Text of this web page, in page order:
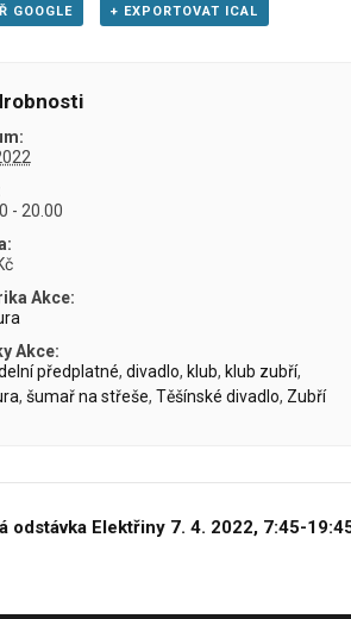
GOOGLE + EXPORTOVAT ICAL
- 20.00
Akce:
Akce:
předplatné, divadlo, klub, klub zubří,
, šumař na střeše, Těšínské divadlo, Zubří
odstávka Elektřiny 7. 4. 2022, 7:45-